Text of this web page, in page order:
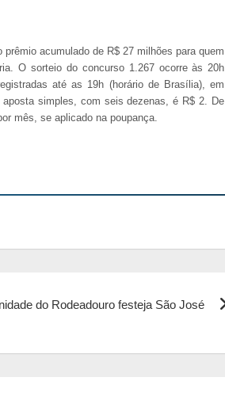
acumulado de R$ 27 milhões para quem
O sorteio do concurso 1.267 ocorre às 20h
até as 19h (horário de Brasília), em
simples, com seis dezenas, é R$ 2. De
mês, se aplicado na poupança.
do Rodeadouro festeja São José